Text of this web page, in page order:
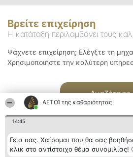
ΑΕΤΟΊ της καθαριότητας
14:45
Γεια σας. Χαίρομαι που θα σας
κλικ στο αντίστοιχο θέμα συνομιλίας!
Βρείτε επιχείρηση
Η κατάταξη περιλαμβάνει τους
Ψάχνετε επιχείρηση; Ελέγξτε τη
Χρησιμοποιήστε την καλύτερη
Αναζήτηση